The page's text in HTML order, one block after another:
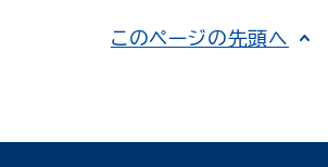
このページの先頭へ